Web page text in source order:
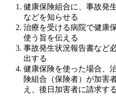
健康保険組合に、事故発
などを知らせる
治療を受ける病院で健康
使う旨を伝える
事故発生状況報告書など
出する
健康保険を使った場合、
険組合（保険者）が加害
え、後日加害者に請求す